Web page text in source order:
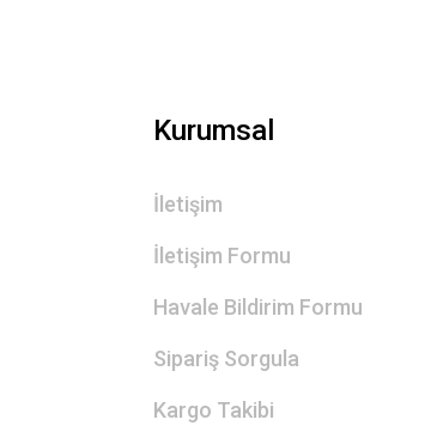
Kurumsal
İletişim
İletişim Formu
Havale Bildirim Formu
Sipariş Sorgula
Kargo Takibi